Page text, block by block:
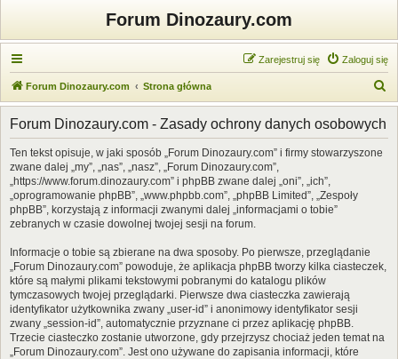
Forum Dinozaury.com
Zaloguj się
Zarejestruj się
Forum Dinozaury.com Strona główna
z
Forum Dinozaury.com - Zasady ochrony danych osobowych
Ten tekst opisuje, w jaki sposób „Forum Dinozaury.com” i firmy stowarzyszone
zwane dalej „my”, „nas”, „nasz”, „Forum Dinozaury.com”,
„https://www.forum.dinozaury.com” i phpBB zwane dalej „oni”, „ich”,
„oprogramowanie phpBB”, „www.phpbb.com”, „phpBB Limited”, „Zespoły
phpBB”, korzystają z informacji zwanymi dalej „informacjami o tobie”
zebranych w czasie dowolnej twojej sesji na forum.
Informacje o tobie są zbierane na dwa sposoby. Po pierwsze, przeglądanie
„Forum Dinozaury.com” powoduje, że aplikacja phpBB tworzy kilka ciasteczek,
które są małymi plikami tekstowymi pobranymi do katalogu plików
tymczasowych twojej przeglądarki. Pierwsze dwa ciasteczka zawierają
identyfikator użytkownika zwany „user-id” i anonimowy identyfikator sesji
zwany „session-id”, automatycznie przyznane ci przez aplikację phpBB.
Trzecie ciasteczko zostanie utworzone, gdy przejrzysz chociaż jeden temat na
„Forum Dinozaury.com”. Jest ono używane do zapisania informacji, które